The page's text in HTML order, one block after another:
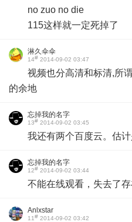
​no zuo no die
115这样就一定死掉了
淋久伞伞
14# 2014-09-02 03:47
视频也分高清和标清,所
的余地
忘掉我的名字
13# 2014-09-02 03:45
我还有两个百度云。估
忘掉我的名字
12# 2014-09-02 03:44
不能在线观看，失去了存
Anlxstar
11# 2014-09-02 03:42